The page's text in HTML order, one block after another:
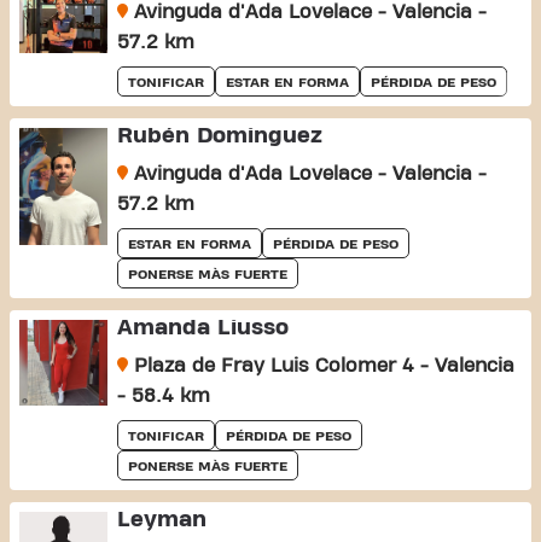
Avinguda d'Ada Lovelace - Valencia -
57.2 km
TONIFICAR ESTAR EN FORMA PÉRDIDA DE PESO
Rubén Dominguez
Avinguda d'Ada Lovelace - Valencia -
57.2 km
ESTAR EN FORMA PÉRDIDA DE PESO
PONERSE MÀS FUERTE
Amanda Liusso
Plaza de Fray Luis Colomer 4 - Valencia
- 58.4 km
TONIFICAR PÉRDIDA DE PESO
PONERSE MÀS FUERTE
Leyman